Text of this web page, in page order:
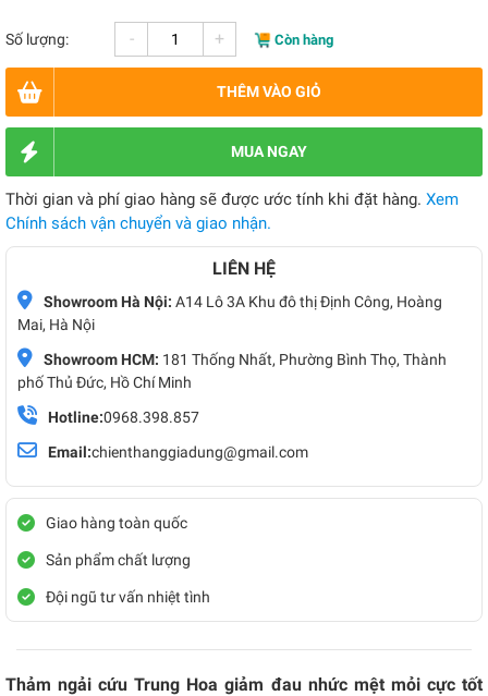
Số lượng: - + Còn hàng
THÊM VÀO GIỎ
MUA NGAY
Thời gian và phí giao hàng sẽ được ước tính khi đặt hàng. Xem
Chính sách vận chuyển và giao nhận.
LIÊN HỆ
Showroom Hà Nội: A14 Lô 3A Khu đô thị Định Công, Hoàng
Mai, Hà Nội
Showroom HCM: 181 Thống Nhất, Phường Bình Thọ, Thành
phố Thủ Đức, Hồ Chí Minh
Hotline:0968.398.857
Email:chienthanggiadung@gmail.com
Giao hàng toàn quốc
Sản phẩm chất lượng
Đội ngũ tư vấn nhiệt tình
Thảm ngải cứu Trung Hoa giảm đau nhức mệt mỏi cực tốt